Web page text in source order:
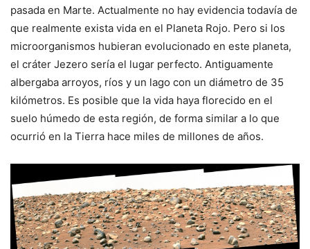
pasada en Marte. Actualmente no hay evidencia todavía de
que realmente exista vida en el Planeta Rojo. Pero si los
microorganismos hubieran evolucionado en este planeta,
el cráter Jezero sería el lugar perfecto. Antiguamente
albergaba arroyos, ríos y un lago con un diámetro de 35
kilómetros. Es posible que la vida haya florecido en el
suelo húmedo de esta región, de forma similar a lo que
ocurrió en la Tierra hace miles de millones de años.